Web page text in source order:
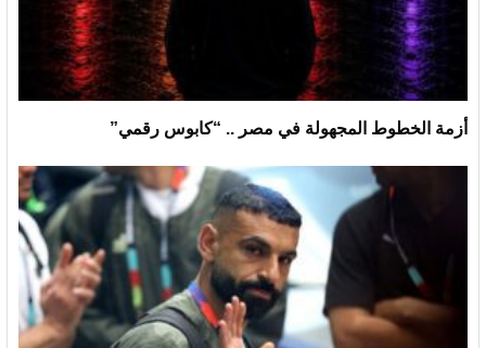
أزمة الخطوط المجهولة في مصر .. “كابوس رقمي”